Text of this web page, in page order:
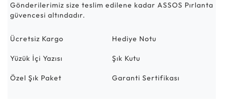
Gönderilerimiz size teslim edilene kadar ASSOS Pırlanta
güvencesi altındadır.
Ücretsiz Kargo Hediye Notu
Yüzük İçi Yazısı Şık Kutu
Özel Şık Paket Garanti Sertifikası